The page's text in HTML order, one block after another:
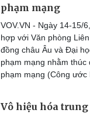
phạm mạng
VOV.VN - Ngày 14-15/
hợp với Văn phòng
đồng châu Âu và Đại
phạm mạng nhằm
phạm mạng (Công ước
Vô hiệu hóa